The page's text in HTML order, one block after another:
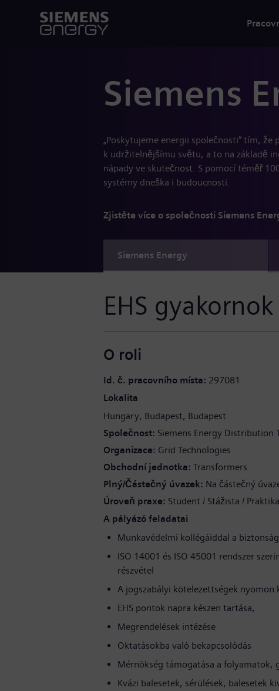
Siemens
„Poskytujeme energii společnosti“ tím, že
k udržitelnějšímu světu, a to na základě
nápady ve skutečnost. S pomocí téměř
systémy dneška i budoucnosti.
Zjistěte více o společnosti Siemens
Siemens Energy
EHS gyakornok
O roli
Id. č. pracovního místa 297081
Lokalita
Hungary Budapest Budapest
Společnost Siemens Energy Distribution
Organizace Grid Technologies
Obchodní jednotka Transformers
Plný/Částečný úvazek Na částečný
Úroveň praxe Student / Stážista /
A pályázó feladatai
Munkavédelmi kollégáiddal a
ISO 14001 és ISO 45001 rendszer
részvétel
A jogszabályi kötelezettségek nyomon
EHS pontok napra készen tartása,
Megrendelések intézése
Oktatásokba való bekapcsolódás
Mérnökség támogatása a folyamatok,
Kvázi balesetek, sérülések, balesetek